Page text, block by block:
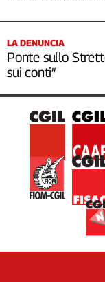
LA DENUNCIA
Ponte sullo
sui conti”